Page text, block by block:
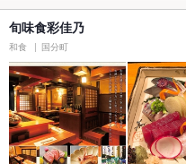
旬味食彩佳乃
和食 国分町